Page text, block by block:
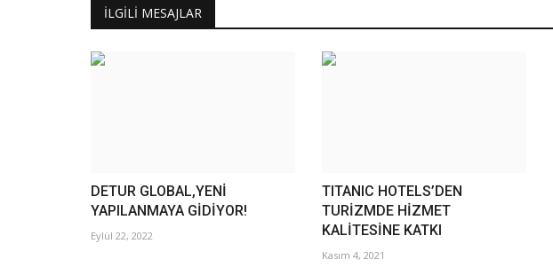
İLGILI MESAJLAR
DETUR GLOBAL,YENİ
YAPILANMAYA GİDİYOR!
Eylül 22, 2022
TITANIC HOTELS’DEN
TURİZMDE HİZMET
KALİTESİNE KATKI
Kasım 4, 2021